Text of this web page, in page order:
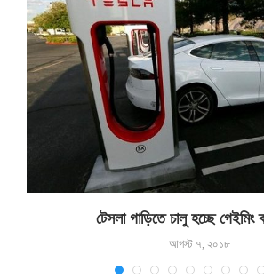
টেসলা গাড়িতে চালু হচ্ছে গেইমিং
আগস্ট ৭, ২০১৮